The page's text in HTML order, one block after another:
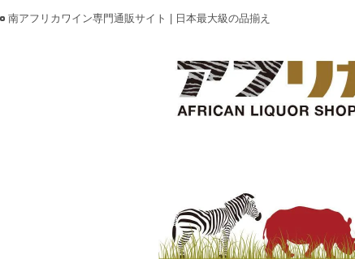
南アフリカワイン専門通販サイト | 日本最大級の品揃え